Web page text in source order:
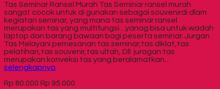
Tas Seminar Ransel Murah Tas Seminar ransel murah
sangat cocok untuk di gunakan sebagai souvenirdi dlam
kegiatan seminar, yang mana tas seminar ransel
merupakan tas yang multifungsi…yanag bisa untuk wadah
laptop dan barang bawaan bagi peserta seminar. Jurgan
Tas Melayani pemesanan tas seminar,tas diklat,tas
pelatihan,tas souvenir,tas ultah, Dll. juragan tas
merupakan konveksi tas yang beralamatkan…
selengkapnya
Rp 80.000 Rp 95.000